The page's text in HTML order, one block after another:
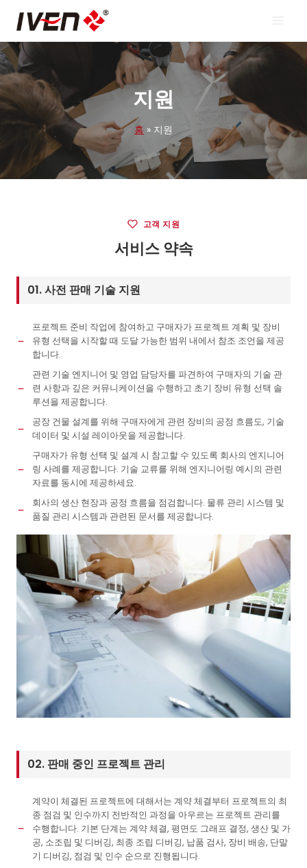
로
건
너
뛰
기
지원
홈 » 지원
고객 지원
서비스 약속
01. 사전 판매 기술 지원
프로젝트 준비 작업에 참여하고 구매자가 프로젝트 계획 및 장비
유형 선택을 시작할 때 도달 가능한 범위 내에서 참조 조언을 제공
합니다.
관련 기술 엔지니어 및 영업 담당자를 파견하여 구매자의 기술 관
련 사항과 깊은 커뮤니케이션을 수행하고 초기 장비 유형 선택 솔
루션을 제공합니다.
공장 건물 설계를 위해 구매자에게 관련 장비의 공정 흐름도, 기술
데이터 및 시설 레이아웃을 제공합니다.
구매자가 유형 선택 및 설계 시 참고할 수 있도록 회사의 엔지니어
링 사례를 제공합니다. 기술 교류를 위해 엔지니어링 예시의 관련
자료를 동시에 제공하세요.
회사의 생산 현장과 공정 흐름을 점검합니다. 물류 관리 시스템 및
품질 관리 시스템과 관련된 문서를 제공합니다.
02. 판매 중인 프로젝트 관리
계약이 체결된 프로젝트에 대해서는 계약 체결부터 프로젝트의 최
종 점검 및 인수까지 전반적인 과정을 아우르는 프로젝트 관리를
수행합니다. 기본 단계는 계약 체결, 평면도 그래프 결정, 생산 및 가
공, 소조립 및 디버깅, 최종 조립 디버깅, 납품 검사, 장비 배송, 단말
기 디버깅, 점검 및 인수 순으로 진행됩니다.